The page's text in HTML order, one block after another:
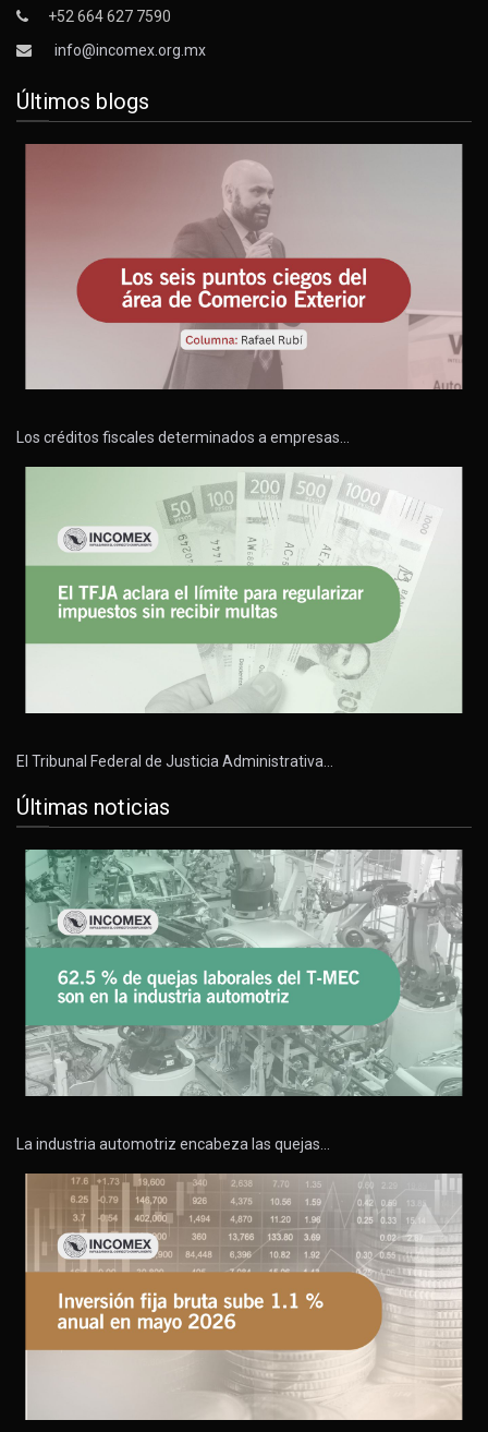
+52 664 627 7590
info@incomex.org.mx
Últimos blogs
Los créditos fiscales determinados a empresas…
El Tribunal Federal de Justicia Administrativa…
Últimas noticias
La industria automotriz encabeza las quejas…